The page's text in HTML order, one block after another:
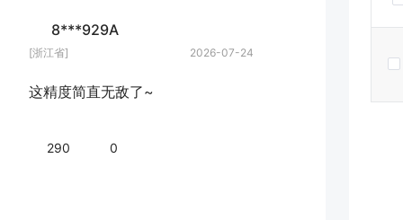
8***929A
[浙江省] 2026-07-24
这精度简直无敌了~
290 0